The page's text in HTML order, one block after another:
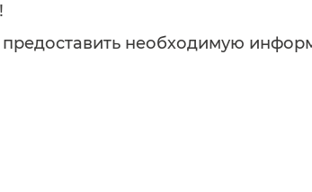
необходимую